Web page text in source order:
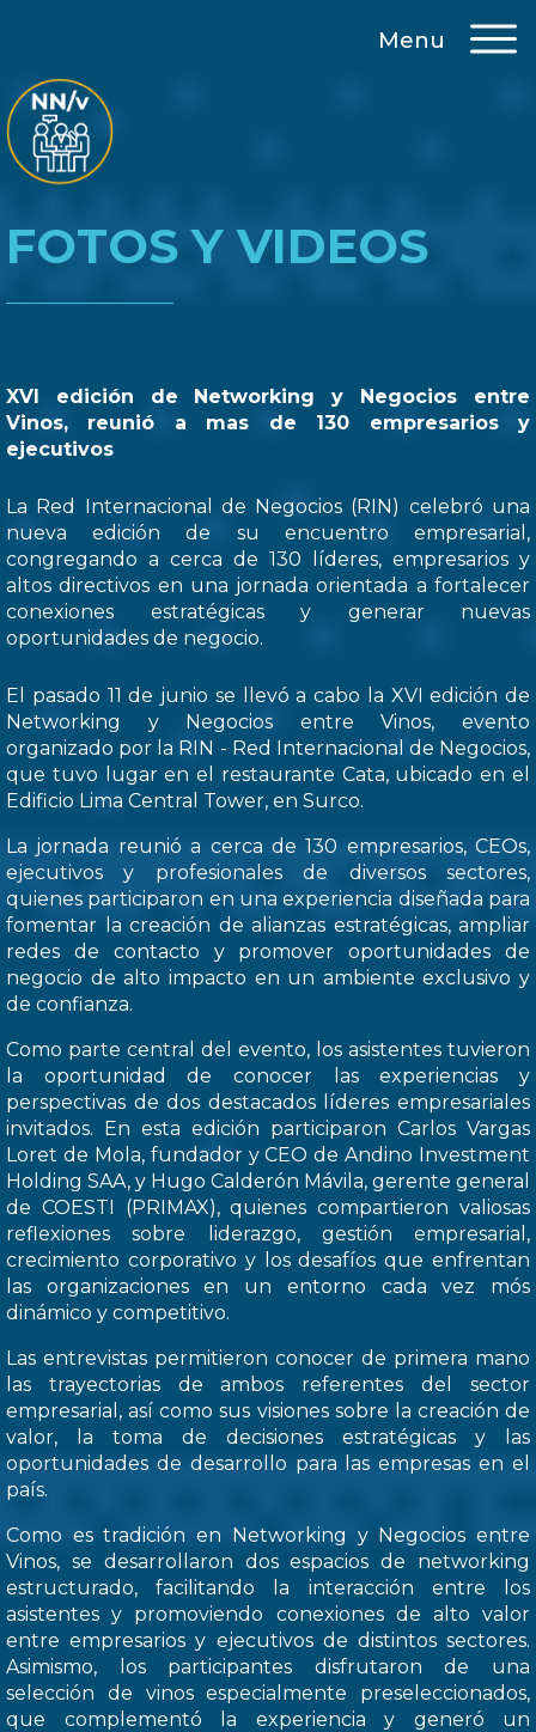
Menu
FOTOS Y VIDEOS
XVI edición de Networking y Negocios entre
Vinos, reunió a mas de 130 empresarios y
ejecutivos
La Red Internacional de Negocios (RIN) celebró una
nueva edición de su encuentro empresarial,
congregando a cerca de 130 líderes, empresarios y
altos directivos en una jornada orientada a fortalecer
conexiones estratégicas y generar nuevas
oportunidades de negocio.
El pasado 11 de junio se llevó a cabo la XVI edición de
Networking y Negocios entre Vinos, evento
organizado por la RIN - Red Internacional de Negocios,
que tuvo lugar en el restaurante Cata, ubicado en el
Edificio Lima Central Tower, en Surco.
La jornada reunió a cerca de 130 empresarios, CEOs,
ejecutivos y profesionales de diversos sectores,
quienes participaron en una experiencia diseñada para
fomentar la creación de alianzas estratégicas, ampliar
redes de contacto y promover oportunidades de
negocio de alto impacto en un ambiente exclusivo y
de confianza.
Como parte central del evento, los asistentes tuvieron
la oportunidad de conocer las experiencias y
perspectivas de dos destacados líderes empresariales
invitados. En esta edición participaron Carlos Vargas
Loret de Mola, fundador y CEO de Andino Investment
Holding SAA, y Hugo Calderón Mávila, gerente general
de COESTI (PRIMAX), quienes compartieron valiosas
reflexiones sobre liderazgo, gestión empresarial,
crecimiento corporativo y los desafíos que enfrentan
las organizaciones en un entorno cada vez mós
dinámico y competitivo.
Las entrevistas permitieron conocer de primera mano
las trayectorias de ambos referentes del sector
empresarial, así como sus visiones sobre la creación de
valor, la toma de decisiones estratégicas y las
oportunidades de desarrollo para las empresas en el
país.
Como es tradición en Networking y Negocios entre
Vinos, se desarrollaron dos espacios de networking
estructurado, facilitando la interacción entre los
asistentes y promoviendo conexiones de alto valor
entre empresarios y ejecutivos de distintos sectores.
Asimismo, los participantes disfrutaron de una
selección de vinos especialmente preseleccionados,
que complementó la experiencia y generó un